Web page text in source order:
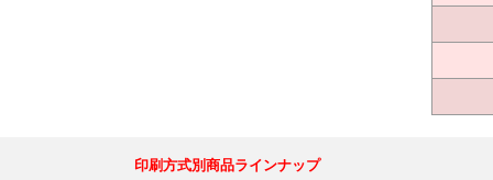
印刷方式別商品ラインナップ